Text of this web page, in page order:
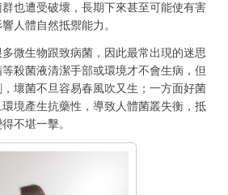
也遭受破壞，長期下來甚至可能使有害
人體自然抵禦能力。
微生物跟致病菌，因此最常出現的迷思
殺菌液清潔手部或環境才不會生病，但
壞菌不旦容易春風吹又生；一方面好菌
境產生抗藥性，導致人體菌叢失衡，抵
不堪一擊。